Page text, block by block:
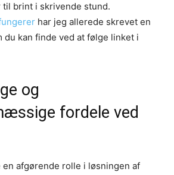
brint i skrivende stund.
har jeg allerede skrevet en
du kan finde ved at følge linket i
og
fordele ved
afgørende rolle i løsningen af